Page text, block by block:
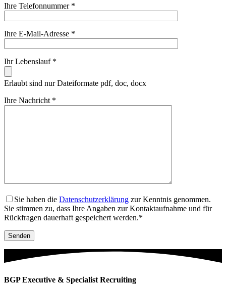
Ihre Telefonnummer *
Ihre E-Mail-Adresse *
Ihr Lebenslauf *
Erlaubt sind nur Dateiformate pdf, doc, docx
Ihre Nachricht *
Sie haben die Datenschutzerklärung zur Kenntnis genommen.
Sie stimmen zu, dass Ihre Angaben zur Kontaktaufnahme und für
Rückfragen dauerhaft gespeichert werden.*
BGP Executive & Specialist Recruiting